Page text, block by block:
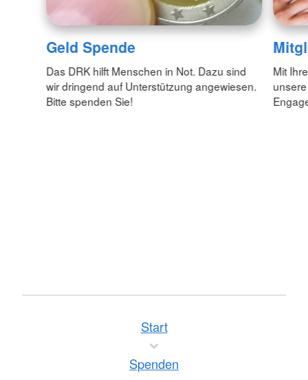
Geld Spende
Das DRK hilft Menschen in Not. Dazu sind
wir dringend auf Unterstützung angewiesen.
Bitte spenden Sie!
Mit
Start
Spenden